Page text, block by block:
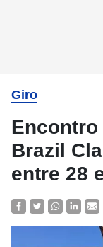
Giro
Brazil
entre 28